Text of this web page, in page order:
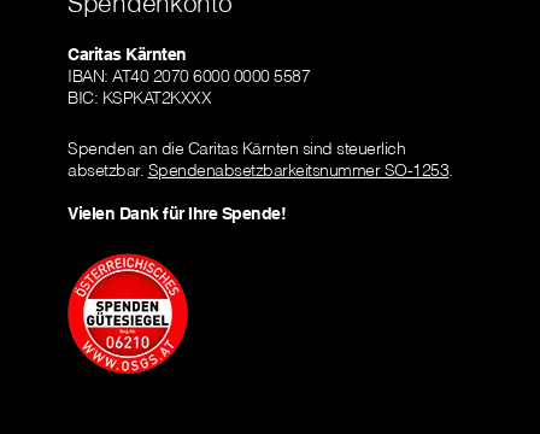
Caritas Kärnten
IBAN: AT40 2070 6000 0000 5587
BIC: KSPKAT2KXXX
Spenden an die Caritas Kärnten sind steuerlich
absetzbar. Spendenabsetzbarkeitsnummer SO-1253.
Vielen Dank für Ihre Spende!